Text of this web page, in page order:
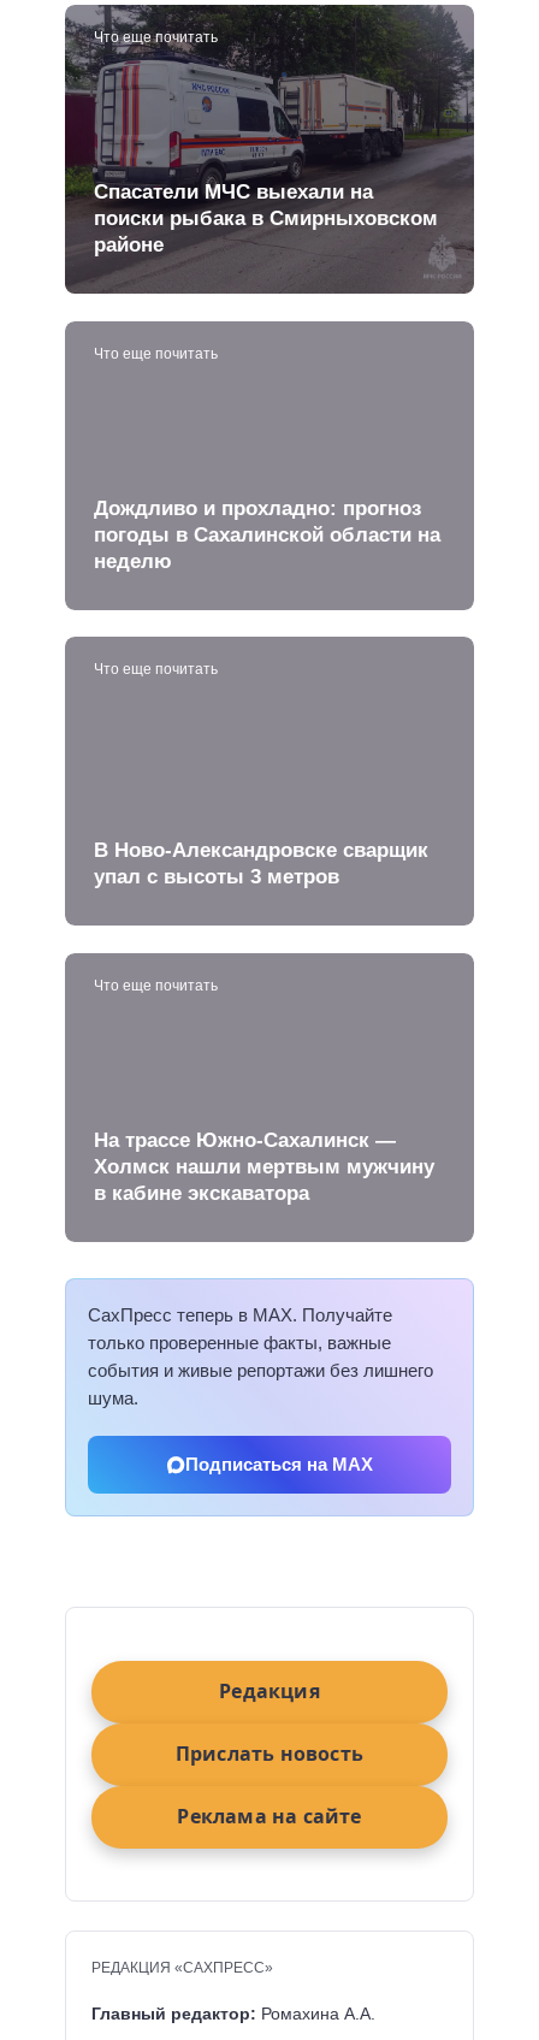
Что еще почитать
Спасатели МЧС выехали на
поиски рыбака в Смирныховском
районе
Что еще почитать
Дождливо и прохладно: прогноз
погоды в Сахалинской области на
неделю
Что еще почитать
В Ново-Александровске сварщик
упал с высоты 3 метров
Что еще почитать
На трассе Южно-Сахалинск —
Холмск нашли мертвым мужчину
в кабине экскаватора
СахПресс теперь в MAX. Получайте
только проверенные факты, важные
события и живые репортажи без лишнего
шума.
Подписаться на MAX
Редакция
Прислать новость
Реклама на сайте
РЕДАКЦИЯ «САХПРЕСС»
Главный редактор: Ромахина А.А.